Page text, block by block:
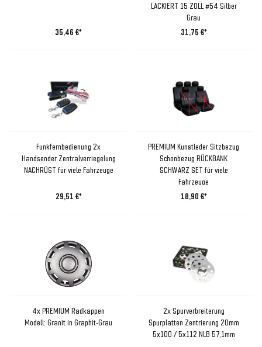
35,46 €*
LACKIERT 15 ZOLL #54 Silber
Grau
31,75 €*
Funkfernbedienung 2x
Handsender Zentralverriegelung
NACHRÜST für viele Fahrzeuge
29,51 €*
PREMIUM Kunstleder Sitzbezug
Schonbezug RÜCKBANK
SCHWARZ SET für viele
Fahrzeuge
18,90 €*
4x PREMIUM Radkappen
Modell: Granit in Graphit-Grau
2x Spurverbreiterung
Spurplatten Zentrierung 20mm
5x100 / 5x112 NLB 57,1mm